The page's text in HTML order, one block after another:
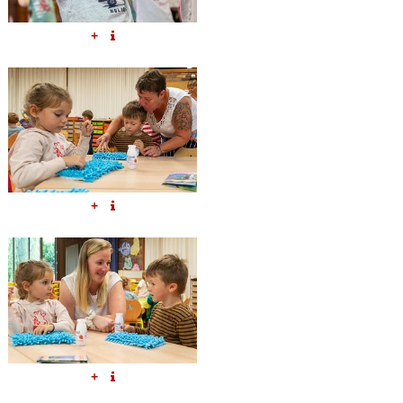
+
+
+